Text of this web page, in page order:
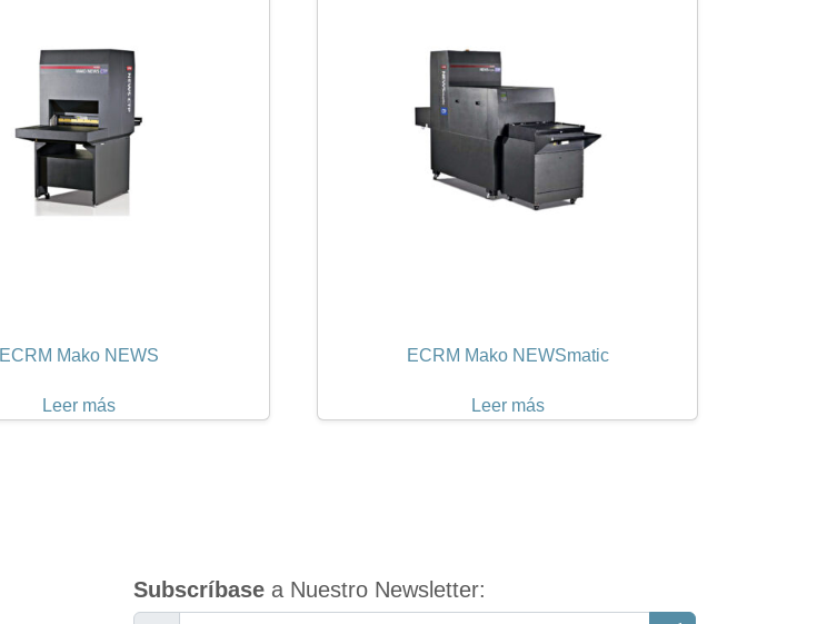
ECRM Mako NEWS
Leer más
ECRM Mako NEWSmatic
Leer más
Subscríbase a Nuestro Newsletter: